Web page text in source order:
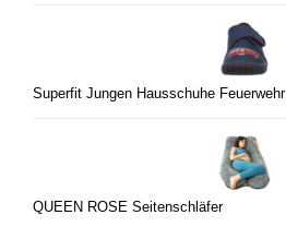
Superfit Jungen Hausschuhe Feuerwehr
QUEEN ROSE Seitenschläfer